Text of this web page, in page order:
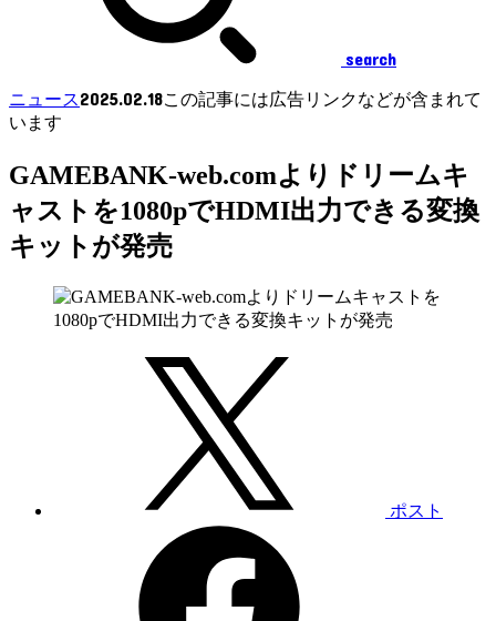
search
ニュース2025.02.18この記事には広告リンクなどが含まれて
います
GAMEBANK-web.comよりドリームキ
ャストを1080pでHDMI出力できる変換
キットが発売
ポスト